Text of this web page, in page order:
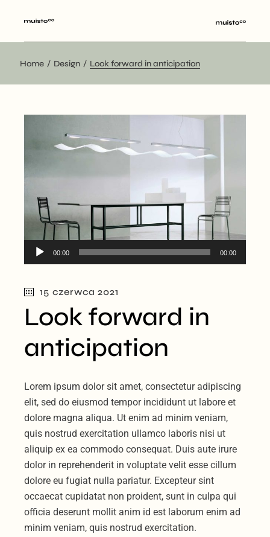
Home Design Look forward in anticipation
Odtwarzacz
plików
00:00 00:00
15 czerwca 2021
Look forward in
anticipation
Lorem ipsum dolor sit amet, consectetur adipiscing
elit, sed do eiusmod tempor incididunt ut labore et
dolore magna aliqua. Ut enim ad minim veniam,
quis nostrud exercitation ullamco laboris nisi ut
aliquip ex ea commodo consequat. Duis aute irure
dolor in reprehenderit in voluptate velit esse cillum
dolore eu fugiat nulla pariatur. Excepteur sint
occaecat cupidatat non proident, sunt in culpa qui
officia deserunt mollit anim id est laborum enim ad
minim veniam, quis nostrud exercitation.